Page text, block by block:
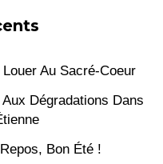
Au Sacré-Coeur
Dégradations Dans
Bon Été !